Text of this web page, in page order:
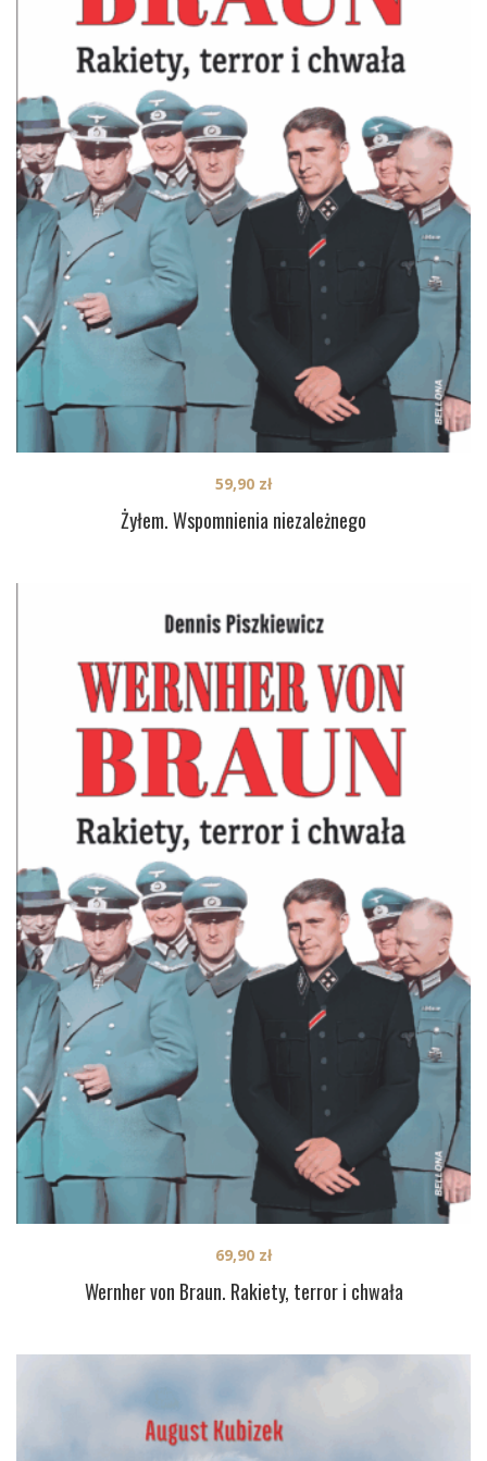
Żyłem. Wspomnienia niezależnego
59,90 zł
Wernher von Braun. Rakiety, terror i chwała
69,90 zł